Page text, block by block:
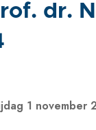
dr.
1 november